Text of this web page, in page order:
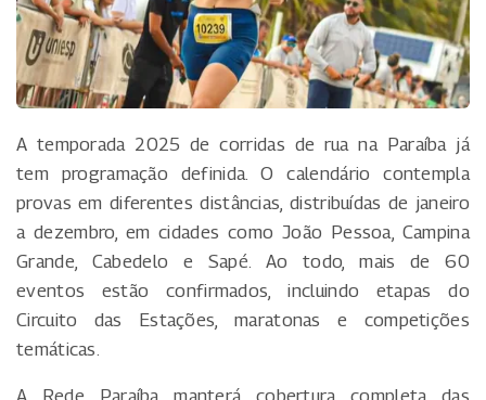
A temporada 2025 de corridas de rua na Paraíba já
tem programação definida. O calendário contempla
provas em diferentes distâncias, distribuídas de janeiro
a dezembro, em cidades como João Pessoa, Campina
Grande, Cabedelo e Sapé. Ao todo, mais de 60
eventos estão confirmados, incluindo etapas do
Circuito das Estações, maratonas e competições
temáticas.
A Rede Paraíba manterá cobertura completa das